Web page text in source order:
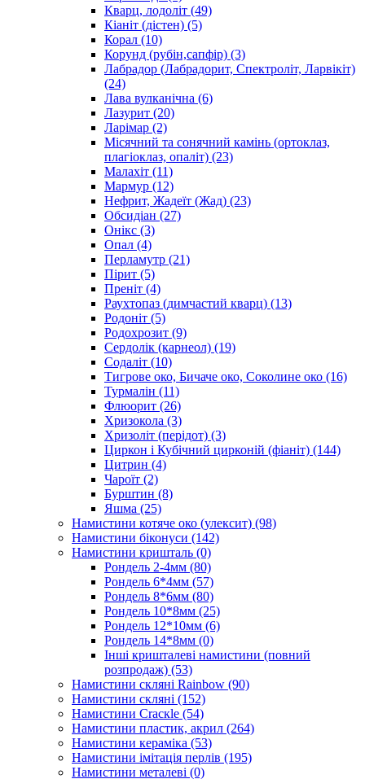
Кварц, лодоліт (49)
Кіаніт (дістен) (5)
Корал (10)
Корунд (рубін,сапфір) (3)
Лабрадор (Лабрадорит, Спектроліт, Ларвікіт)
(24)
Лава вулканічна (6)
Лазурит (20)
Ларімар (2)
Місячний та сонячний камінь (ортоклаз,
плагіоклаз, опаліт) (23)
Малахіт (11)
Мармур (12)
Нефрит, Жадеїт (Жад) (23)
Обсидіан (27)
Онікс (3)
Опал (4)
Перламутр (21)
Пірит (5)
Преніт (4)
Раухтопаз (димчастий кварц) (13)
Родоніт (5)
Родохрозит (9)
Сердолік (карнеол) (19)
Содаліт (10)
Тигрове око, Бичаче око, Соколине око (16)
Турмалін (11)
Флюорит (26)
Хризокола (3)
Хризоліт (перідот) (3)
Циркон і Кубічний цирконій (фіаніт) (144)
Цитрин (4)
Чароїт (2)
Бурштин (8)
Яшма (25)
Намистини котяче око (улексит) (98)
Намистини біконуси (142)
Намистини кришталь (0)
Рондель 2-4мм (80)
Рондель 6*4мм (57)
Рондель 8*6мм (80)
Рондель 10*8мм (25)
Рондель 12*10мм (6)
Рондель 14*8мм (0)
Інші кришталеві намистини (повний
розпродаж) (53)
Намистини скляні Rainbow (90)
Намистини скляні (152)
Намистини Cracкle (54)
Намистини пластик, акрил (264)
Намистини кераміка (53)
Намистини імітація перлів (195)
Намистини металеві (0)